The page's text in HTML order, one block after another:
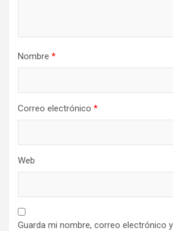
Nombre *
Correo electrónico *
Web
Guarda mi nombre, correo electrónico